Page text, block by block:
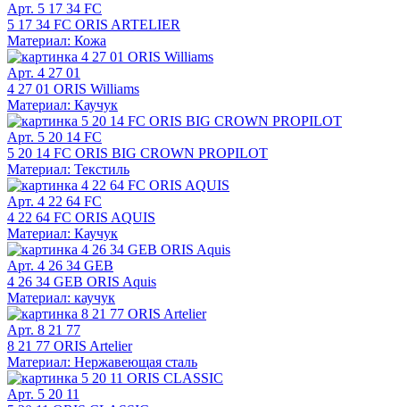
Арт. 5 17 34 FC
5 17 34 FC ORIS ARTELIER
Материал: Кожа
Арт. 4 27 01
4 27 01 ORIS Williams
Материал: Каучук
Арт. 5 20 14 FC
5 20 14 FC ORIS BIG CROWN PROPILOT
Материал: Текстиль
Арт. 4 22 64 FC
4 22 64 FC ORIS AQUIS
Материал: Каучук
Арт. 4 26 34 GEB
4 26 34 GEB ORIS Aquis
Материал: каучук
Арт. 8 21 77
8 21 77 ORIS Artelier
Материал: Нержавеющая сталь
Арт. 5 20 11